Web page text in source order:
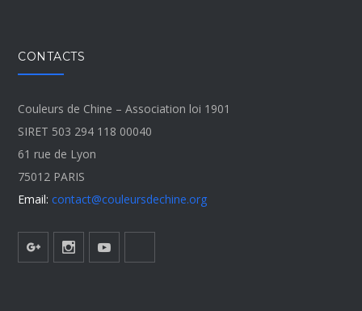
CONTACTS
Couleurs de Chine – Association loi 1901
SIRET 503 294 118 00040
61 rue de Lyon
75012 PARIS
Email: contact@couleursdechine.org